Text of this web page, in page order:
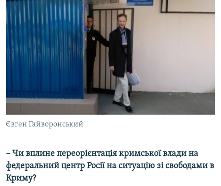
Євген Гайворонський
– Чи вплине переорієнтація кримської влади на
федеральний центр Росії на ситуацію зі свободами в
Криму?​